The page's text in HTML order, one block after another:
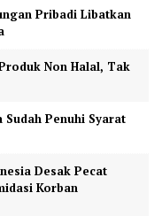
Pribadi Libatkan
Non Halal, Tak
Penuhi Syarat
Desak Pecat
Korban